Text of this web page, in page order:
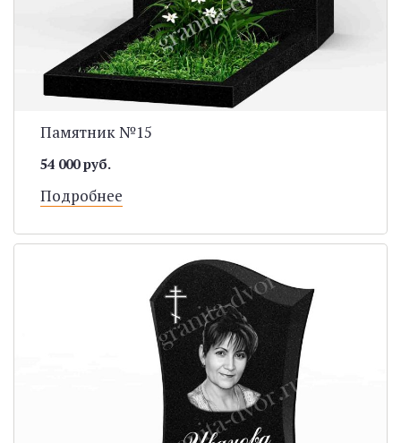
Памятник №15
54 000 руб.
Подробнее